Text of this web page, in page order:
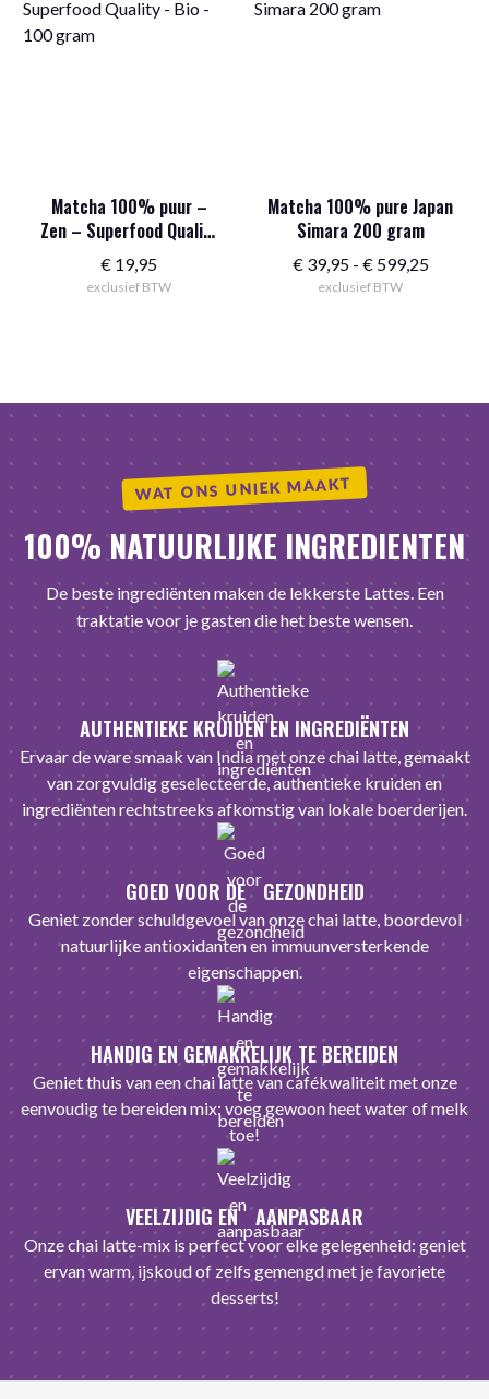
Matcha 100% puur –
Zen – Superfood Quality
– Bio – 100 gram
€ 19,95
exclusief BTW
Matcha 100% pure Japan
Simara 200 gram
€39,95 - €599,25
exclusief BTW
WAT ONS UNIEK MAAKT
100% NATUURLIJKE INGREDIENTEN
De beste ingrediënten maken de lekkerste Lattes. Een
traktatie voor je gasten die het beste wensen.
AUTHENTIEKE KRUIDEN EN INGREDIËNTEN
Ervaar de ware smaak van India met onze chai latte, gemaakt
van zorgvuldig geselecteerde, authentieke kruiden en
ingrediënten rechtstreeks afkomstig van lokale boerderijen.
GOED VOOR DE GEZONDHEID
Geniet zonder schuldgevoel van onze chai latte, boordevol
natuurlijke antioxidanten en immuunversterkende
eigenschappen.
HANDIG EN GEMAKKELIJK TE BEREIDEN
Geniet thuis van een chai latte van cafékwaliteit met onze
eenvoudig te bereiden mix: voeg gewoon heet water of melk
toe!
VEELZIJDIG EN AANPASBAAR
Onze chai latte-mix is ​​perfect voor elke gelegenheid: geniet
ervan warm, ijskoud of zelfs gemengd met je favoriete
desserts!